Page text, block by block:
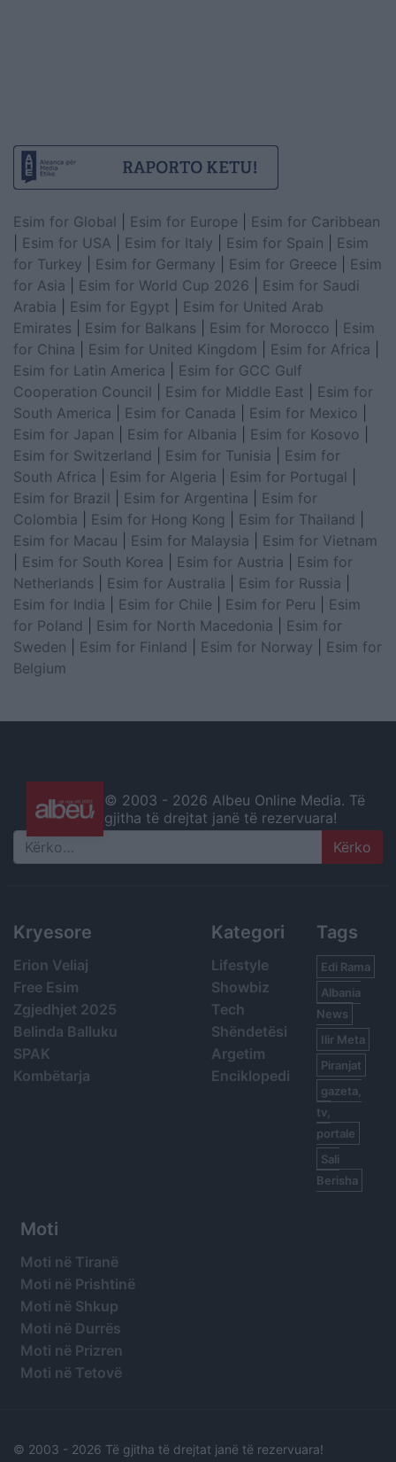
Esim for Global Esim for Europe
Esim for Caribbean
Esim for USA Esim for Italy Esim for Spain
Esim
for Turkey
Esim for Germany Esim for Greece
Esim
for Asia
Esim for World Cup 2026
Esim for Saudi
Arabia
Esim for Egypt
Esim for United Arab
Emirates
Esim for Balkans Esim for Morocco
Esim
for China
Esim for United Kingdom Esim for Africa
Esim for Latin America
Esim for GCC Gulf
Cooperation Council
Esim for Middle East
Esim for
South America
Esim for Canada Esim for Mexico
Esim for Japan
Esim for Albania Esim for Kosovo
Esim for Switzerland
Esim for Tunisia
Esim for
South Africa
Esim for Algeria Esim for Portugal
Esim for Brazil
Esim for Argentina
Esim for
Colombia
Esim for Hong Kong Esim for Thailand
Esim for Macau
Esim for Malaysia
Esim for Vietnam
Esim for South Korea Esim for Austria
Esim for
Netherlands
Esim for Australia Esim for Russia
Esim for India
Esim for Chile Esim for Peru
Esim
for Poland
Esim for North Macedonia
Esim for
Sweden
Esim for Finland Esim for Norway
Esim for
Belgium
© 2003 - 2026 Albeu Online Media. Të
gjitha të drejtat janë të rezervuara!
Search
Kryesore
Erion Veliaj
Free Esim
Zgjedhjet 2025
Belinda Balluku
SPAK
Kombëtarja
Kategori
Lifestyle
Showbiz
Tech
Shëndetësi
Argetim
Enciklopedi
Tags
Edi Rama
Albania
News
Ilir Meta
Piranjat
gazeta,
tv,
portale
Sali
Berisha
Moti
Moti në Tiranë
Moti në Prishtinë
Moti në Shkup
Moti në Durrës
Moti në Prizren
Moti në Tetovë
© 2003 - 2026 Të gjitha të drejtat janë të rezervuara!